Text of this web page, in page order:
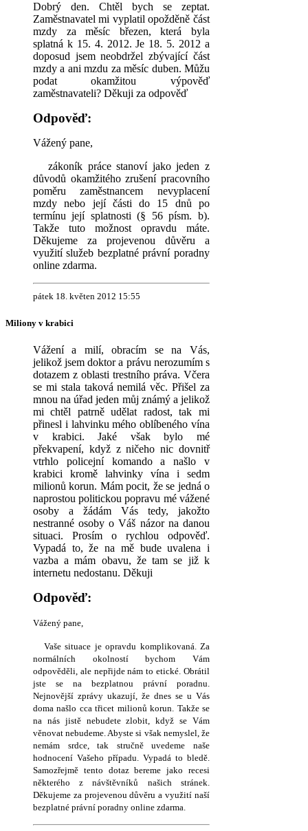
Dobrý den. Chtěl bych se zeptat.
Zaměstnavatel mi vyplatil opožděně část
mzdy za měsíc březen, která byla
splatná k 15. 4. 2012. Je 18. 5. 2012 a
doposud jsem neobdržel zbývající část
mzdy a ani mzdu za měsíc duben. Můžu
podat okamžitou výpověď
zaměstnavateli? Děkuji za odpověď
Odpověď:
Vážený pane,
zákoník práce stanoví jako jeden z
důvodů okamžitého zrušení pracovního
poměru zaměstnancem nevyplacení
mzdy nebo její části do 15 dnů po
termínu její splatnosti (§ 56 písm. b).
Takže tuto možnost opravdu máte.
Děkujeme za projevenou důvěru a
využití služeb bezplatné právní poradny
online zdarma.
pátek 18. květen 2012 15:55
Miliony v krabici
Vážení a milí, obracím se na Vás,
jelikož jsem doktor a právu nerozumím s
dotazem z oblasti trestního práva. Včera
se mi stala taková nemilá věc. Přišel za
mnou na úřad jeden můj známý a jelikož
mi chtěl patrně udělat radost, tak mi
přinesl i lahvinku mého oblíbeného vína
v krabici. Jaké však bylo mé
překvapení, když z ničeho nic dovnitř
vtrhlo policejní komando a našlo v
krabici kromě lahvinky vína i sedm
milionů korun. Mám pocit, že se jedná o
naprostou politickou popravu mé vážené
osoby a žádám Vás tedy, jakožto
nestranné osoby o Váš názor na danou
situaci. Prosím o rychlou odpověď.
Vypadá to, že na mě bude uvalena i
vazba a mám obavu, že tam se již k
internetu nedostanu. Děkuji
Odpověď:
Vážený pane,
Vaše situace je opravdu komplikovaná. Za
normálních okolností bychom Vám
odpověděli, ale nepřijde nám to etické. Obrátil
jste se na bezplatnou právní poradnu.
Nejnovější zprávy ukazují, že dnes se u Vás
doma našlo cca třicet milionů korun. Takže se
na nás jistě nebudete zlobit, když se Vám
věnovat nebudeme. Abyste si však nemyslel, že
nemám srdce, tak stručně uvedeme naše
hodnocení Vašeho případu. Vypadá to bledě.
Samozřejmě tento dotaz bereme jako recesi
některého z návštěvníků našich stránek.
Děkujeme za projevenou důvěru a využití naší
bezplatné právní poradny online zdarma.